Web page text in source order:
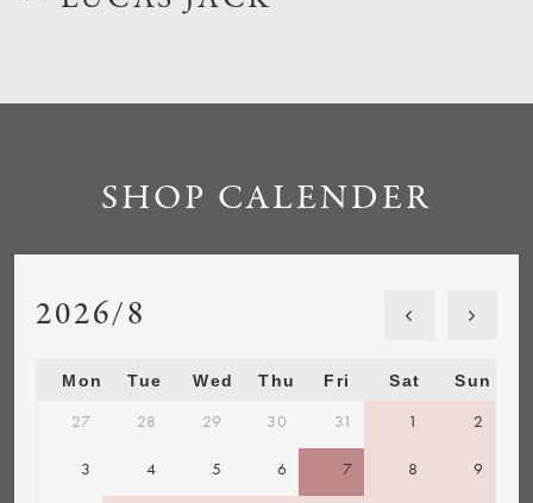
SHOP CALENDER
2026/8
Mon Tue Wed Thu Fri Sat Sun
27 28 29 30 31 1 2
3 4 5 6 7 8 9